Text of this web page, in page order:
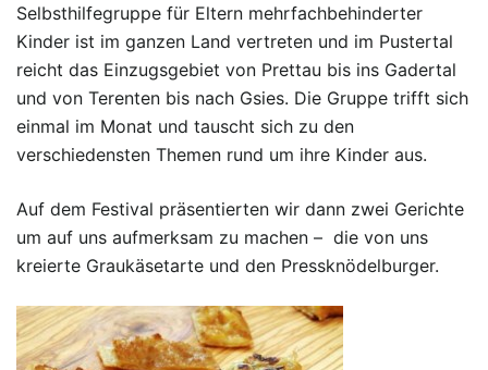
Selbsthilfegruppe für Eltern mehrfachbehinderter
Kinder ist im ganzen Land vertreten und im Pustertal
reicht das Einzugsgebiet von Prettau bis ins Gadertal
und von Terenten bis nach Gsies. Die Gruppe trifft sich
einmal im Monat und tauscht sich zu den
verschiedensten Themen rund um ihre Kinder aus.
Auf dem Festival präsentierten wir dann zwei Gerichte
um auf uns aufmerksam zu machen – die von uns
kreierte Graukäsetarte und den Pressknödelburger.